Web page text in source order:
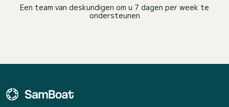
Een team van deskundigen om u 7 dagen per week te
ondersteunen